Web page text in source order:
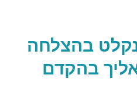
בהצלחה
אליך בהקדם